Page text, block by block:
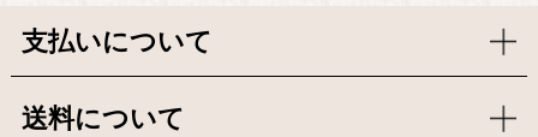
支払いについて
送料について